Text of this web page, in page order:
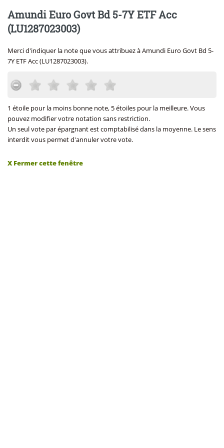
Amundi Euro Govt Bd 5-7Y ETF Acc
(LU1287023003)
Merci d'indiquer la note que vous attribuez à Amundi Euro Govt Bd 5-
7Y ETF Acc (LU1287023003).
1 étoile pour la moins bonne note, 5 étoiles pour la meilleure. Vous
pouvez modifier votre notation sans restriction.
Un seul vote par épargnant est comptabilisé dans la moyenne. Le sens
interdit vous permet d'annuler votre vote.
X Fermer cette fenêtre